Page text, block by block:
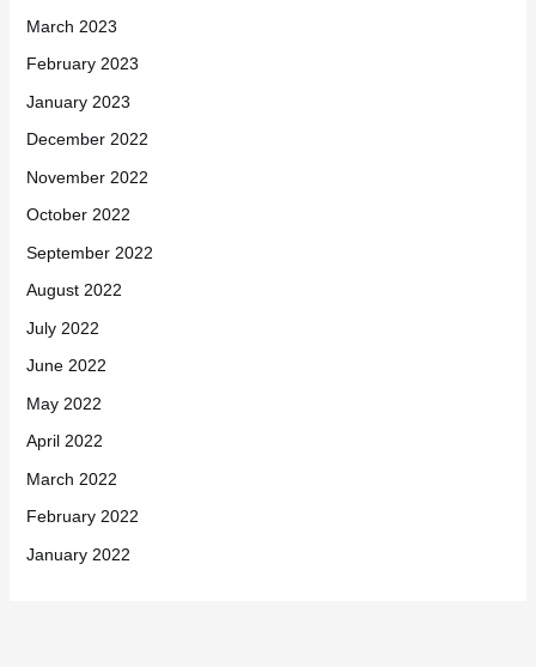
March 2023
February 2023
January 2023
December 2022
November 2022
October 2022
September 2022
August 2022
July 2022
June 2022
May 2022
April 2022
March 2022
February 2022
January 2022